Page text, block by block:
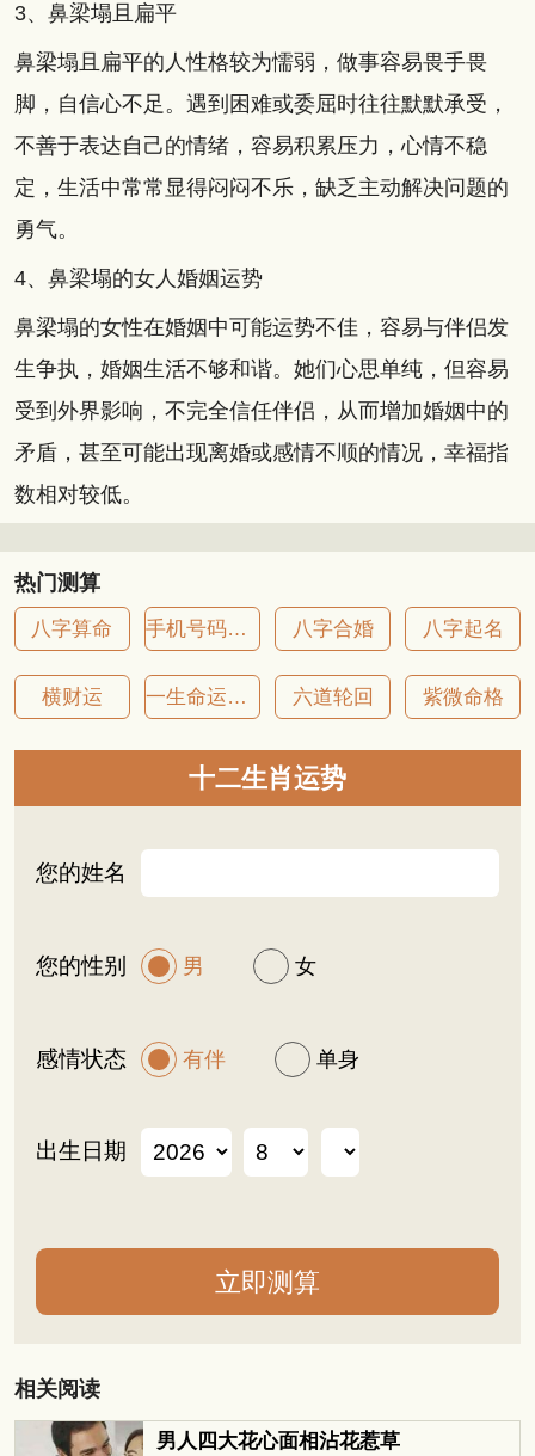
3、鼻梁塌且扁平
鼻梁塌且扁平的人性格较为懦弱，做事容易畏手畏
脚，自信心不足。遇到困难或委屈时往往默默承受，
不善于表达自己的情绪，容易积累压力，心情不稳
定，生活中常常显得闷闷不乐，缺乏主动解决问题的
勇气。
4、鼻梁塌的女人婚姻运势
鼻梁塌的女性在婚姻中可能运势不佳，容易与伴侣发
生争执，婚姻生活不够和谐。她们心思单纯，但容易
受到外界影响，不完全信任伴侣，从而增加婚姻中的
矛盾，甚至可能出现离婚或感情不顺的情况，幸福指
数相对较低。
热门测算
八字算命 手机号码吉凶 八字合婚 八字起名
横财运 一生命运详批 六道轮回 紫微命格
十二生肖运势
您的姓名
您的性别 男 女
感情状态 有伴 单身
出生日期
相关阅读
男人四大花心面相沾花惹草